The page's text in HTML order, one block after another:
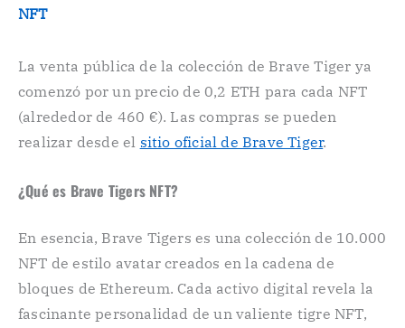
NFT
La venta pública de la colección de Brave Tiger ya
comenzó por un precio de 0,2 ETH para cada NFT
(alrededor de 460 €). Las compras se pueden
realizar desde el sitio oficial de Brave Tiger.
¿Qué es Brave Tigers NFT?
En esencia, Brave Tigers es una colección de 10.000
NFT de estilo avatar creados en la cadena de
bloques de Ethereum. Cada activo digital revela la
fascinante personalidad de un valiente tigre NFT,